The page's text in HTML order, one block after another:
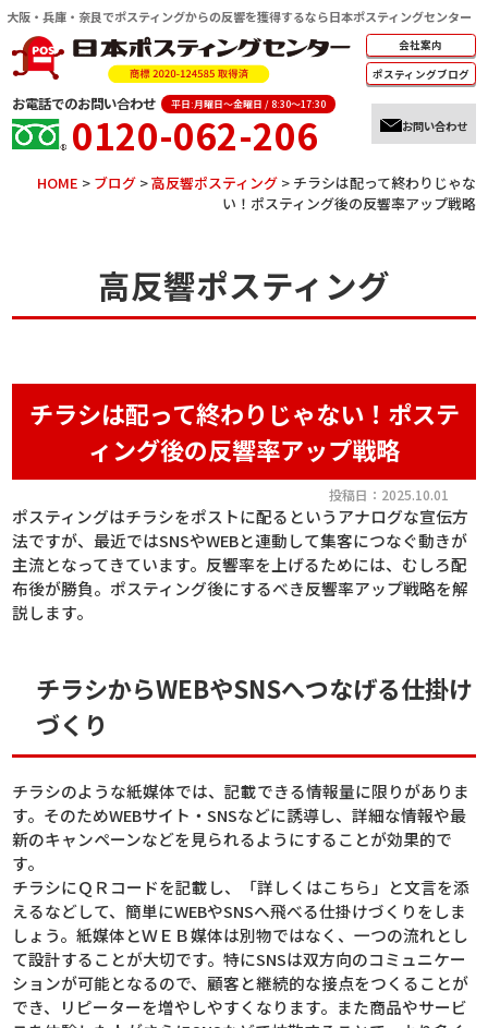
大阪・兵庫・奈良でポスティングからの反響を獲得するなら日本ポスティングセンター
会社案内
ポスティングブログ
お電話でのお問い合わせ 平日:月曜日～金曜日 / 8:30～17:30
0120-062-206 お問い合わせ
HOME > ブログ>高反響ポスティング> チラシは配って終わりじゃな
い！ポスティング後の反響率アップ戦略
高反響ポスティング
チラシは配って終わりじゃない！ポステ
ィング後の反響率アップ戦略
投稿日：2025.10.01
ポスティングはチラシをポストに配るというアナログな宣伝方
法ですが、最近ではSNSやWEBと連動して集客につなぐ動きが
主流となってきています。反響率を上げるためには、むしろ配
布後が勝負。ポスティング後にするべき反響率アップ戦略を解
説します。
チラシからWEBやSNSへつなげる仕掛け
づくり
チラシのような紙媒体では、記載できる情報量に限りがありま
す。そのためWEBサイト・SNSなどに誘導し、詳細な情報や最
新のキャンペーンなどを見られるようにすることが効果的で
す。
チラシにＱＲコードを記載し、「詳しくはこちら」と文言を添
えるなどして、簡単にWEBやSNSへ飛べる仕掛けづくりをしま
しょう。紙媒体とＷＥＢ媒体は別物ではなく、一つの流れとし
て設計することが大切です。特にSNSは双方向のコミュニケー
ションが可能となるので、顧客と継続的な接点をつくることが
でき、リピーターを増やしやすくなります。また商品やサービ